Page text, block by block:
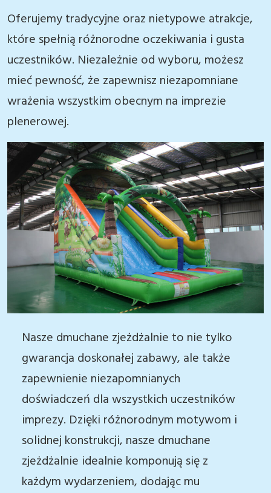
Oferujemy tradycyjne oraz nietypowe atrakcje,
które spełnią różnorodne oczekiwania i gusta
uczestników. Niezależnie od wyboru, możesz
mieć pewność, że zapewnisz niezapomniane
wrażenia wszystkim obecnym na imprezie
plenerowej.
Nasze dmuchane zjeżdżalnie to nie tylko
gwarancja doskonałej zabawy, ale także
zapewnienie niezapomnianych
doświadczeń dla wszystkich uczestników
imprezy. Dzięki różnorodnym motywom i
solidnej konstrukcji, nasze dmuchane
zjeżdżalnie idealnie komponują się z
każdym wydarzeniem, dodając mu